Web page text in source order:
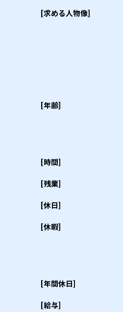
[求める人物像]
[年齢]
[時間]
[残業]
[休日]
[休暇]
[年間休日]
[給与]